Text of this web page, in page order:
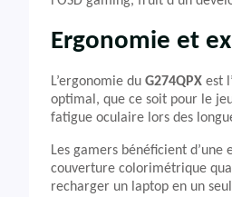
Ergonomie et
L’ergonomie du G274QPX est
optimal, que ce soit pour le
fatigue oculaire lors des
Les gamers bénéficient
couverture colorimétrique
recharger un laptop en un